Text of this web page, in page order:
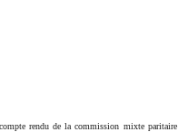
rendu de la commission mixte paritaire